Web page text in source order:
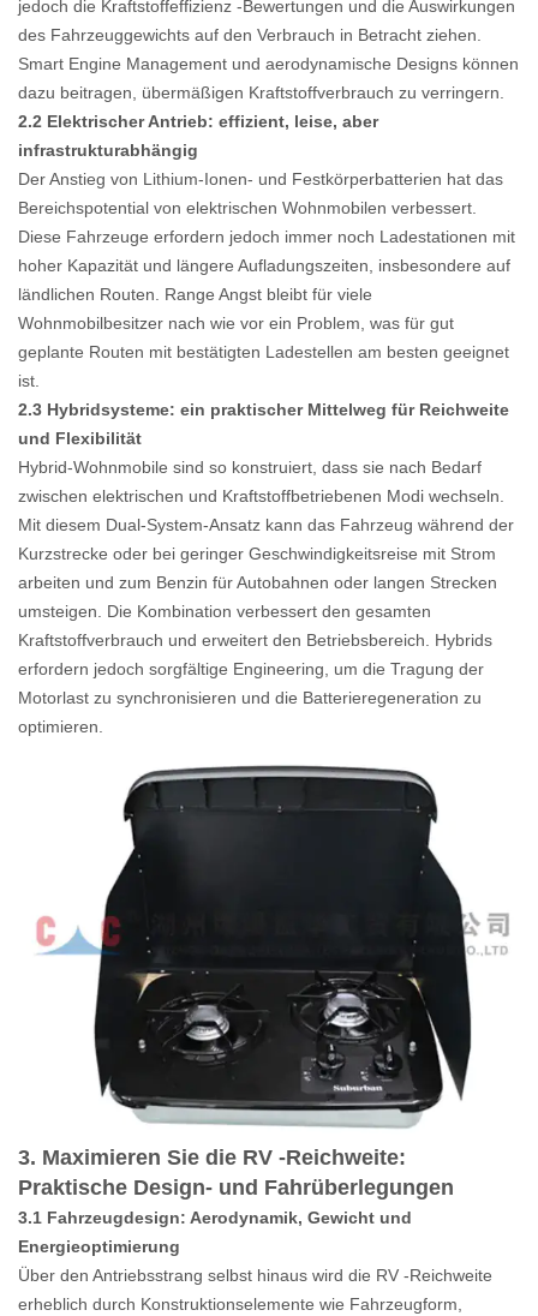
jedoch die Kraftstoffeffizienz -Bewertungen und die Auswirkungen
des Fahrzeuggewichts auf den Verbrauch in Betracht ziehen.
Smart Engine Management und aerodynamische Designs können
dazu beitragen, übermäßigen Kraftstoffverbrauch zu verringern.
2.2 Elektrischer Antrieb: effizient, leise, aber
infrastrukturabhängig
Der Anstieg von Lithium-Ionen- und Festkörperbatterien hat das
Bereichspotential von elektrischen Wohnmobilen verbessert.
Diese Fahrzeuge erfordern jedoch immer noch Ladestationen mit
hoher Kapazität und längere Aufladungszeiten, insbesondere auf
ländlichen Routen. Range Angst bleibt für viele
Wohnmobilbesitzer nach wie vor ein Problem, was für gut
geplante Routen mit bestätigten Ladestellen am besten geeignet
ist.
2.3 Hybridsysteme: ein praktischer Mittelweg für Reichweite
und Flexibilität
Hybrid-Wohnmobile sind so konstruiert, dass sie nach Bedarf
zwischen elektrischen und Kraftstoffbetriebenen Modi wechseln.
Mit diesem Dual-System-Ansatz kann das Fahrzeug während der
Kurzstrecke oder bei geringer Geschwindigkeitsreise mit Strom
arbeiten und zum Benzin für Autobahnen oder langen Strecken
umsteigen. Die Kombination verbessert den gesamten
Kraftstoffverbrauch und erweitert den Betriebsbereich. Hybrids
erfordern jedoch sorgfältige Engineering, um die Tragung der
Motorlast zu synchronisieren und die Batterieregeneration zu
optimieren.
3. Maximieren Sie die RV -Reichweite:
Praktische Design- und Fahrüberlegungen
3.1 Fahrzeugdesign: Aerodynamik, Gewicht und
Energieoptimierung
Über den Antriebsstrang selbst hinaus wird die RV -Reichweite
erheblich durch Konstruktionselemente wie Fahrzeugform,